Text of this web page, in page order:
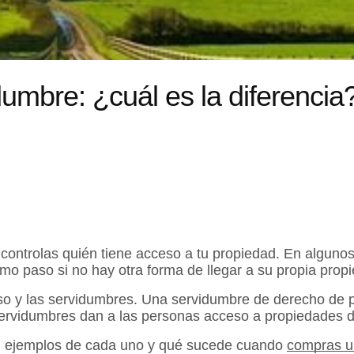
¿cuál es la
quién tiene acceso a tu propiedad. En
paso si no hay otra forma de llegar a su propia
y las servidumbres. Una servidumbre de derecho de
dan a las personas acceso a propiedades
de cada uno y qué sucede cuando compras